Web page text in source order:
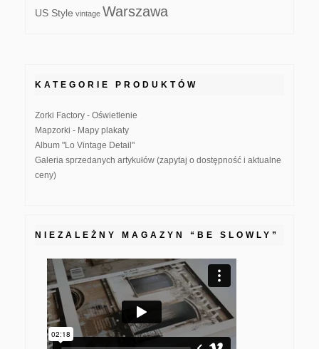
US Style vintage Warszawa
KATEGORIE PRODUKTÓW
Zorki Factory - Oświetlenie
Mapzorki - Mapy plakaty
Album "Lo Vintage Detail"
Galeria sprzedanych artykułów (zapytaj o dostępność i aktualne
ceny)
NIEZALEŻNY MAGAZYN “BE SLOWLY”